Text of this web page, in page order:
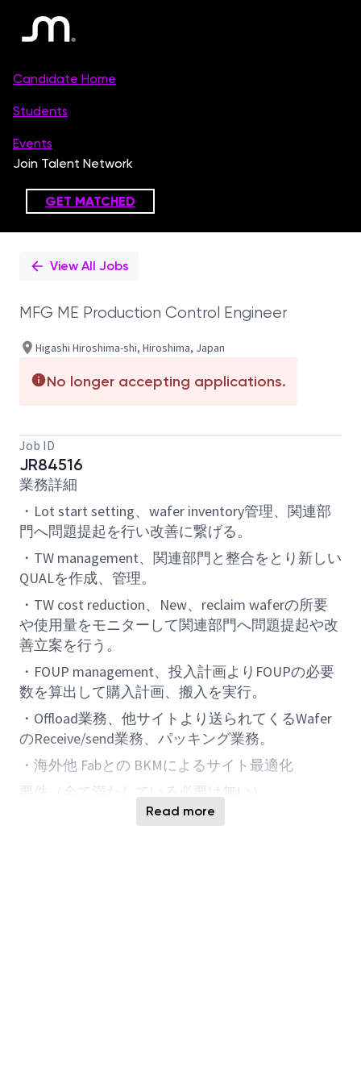
PositionView All Jobs
MFG ME Production Control Engineer
Higashi Hiroshima-shi, Hiroshima, Japan
No longer accepting applications.
Job ID
JR84516
業務詳細
・ Lot start setting、 wafer inventory管理、関連部
門へ問題提起を行い改善に繋げる。
・ TW management、関連部門と整合をとり新しい
QUALを作成、管理。
・ TW cost reduction、 New、 reclaim waferの所要
や使用量をモニターして関連部門へ問題提起や改
善立案を行う。
・ FOUP management、 投入計画より FOUPの必要
数を算出して購入計画、搬入を実行。
・ Offload業務、他サイトより送られてくるWafer
のReceive/send業務、パッキング業務。
・海外他 Fabとの BKMによるサイト最適化
要件（全て満たしている必要は無い）
操作を理解している。
Read more